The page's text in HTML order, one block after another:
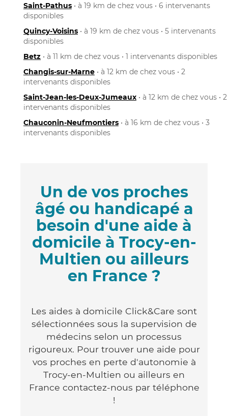
Saint-Pathus • à 19 km de chez vous • 6 intervenants
disponibles
Quincy-Voisins • à 19 km de chez vous • 5 intervenants
disponibles
Betz • à 11 km de chez vous • 1 intervenants disponibles
Changis-sur-Marne • à 12 km de chez vous • 2
intervenants disponibles
Saint-Jean-les-Deux-Jumeaux • à 12 km de chez vous • 2
intervenants disponibles
Chauconin-Neufmontiers • à 16 km de chez vous • 3
intervenants disponibles
Un de vos proches
âgé ou handicapé a
besoin d'une aide à
domicile à Trocy-en-
Multien ou ailleurs
en France ?
Les aides à domicile Click&Care sont
sélectionnées sous la supervision de
médecins selon un processus
rigoureux. Pour trouver une aide pour
vos proches en perte d'autonomie à
Trocy-en-Multien ou ailleurs en
France contactez-nous par téléphone
!